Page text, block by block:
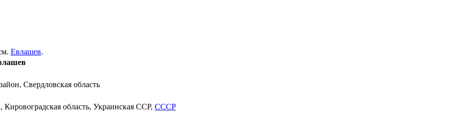
Евлашев.
Свердловская область
Кировоградская область, Украинская ССР, СССР